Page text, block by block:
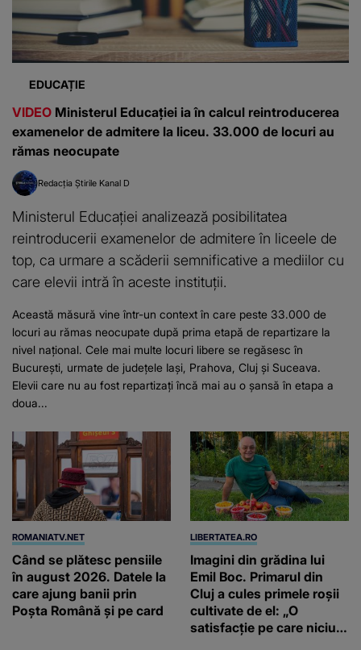
EDUCAȚIE
VIDEO Ministerul Educației ia în calcul reintroducerea
examenelor de admitere la liceu. 33.000 de locuri au
rămas neocupate
Redacția Știrile Kanal D
Ministerul Educației analizează posibilitatea
reintroducerii examenelor de admitere în liceele de
top, ca urmare a scăderii semnificative a mediilor cu
care elevii intră în aceste instituții.
Această măsură vine într-un context în care peste 33.000 de
locuri au rămas neocupate după prima etapă de repartizare la
nivel național. Cele mai multe locuri libere se regăsesc în
București, urmate de județele Iași, Prahova, Cluj și Suceava.
Elevii care nu au fost repartizați încă mai au o șansă în etapa a
doua...
ROMANIATV.NET
Când se plătesc pensiile
în august 2026. Datele la
care ajung banii prin
Poșta Română și pe card
LIBERTATEA.RO
Imagini din grădina lui
Emil Boc. Primarul din
Cluj a cules primele roșii
cultivate de el: „O
satisfacție pe care niciun